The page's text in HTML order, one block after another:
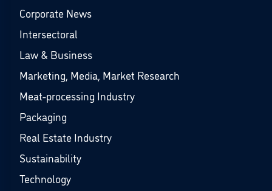
Corporate News
Intersectoral
Law & Business
Marketing, Media, Market Research
Meat-processing Industry
Packaging
Real Estate Industry
Sustainability
Technology